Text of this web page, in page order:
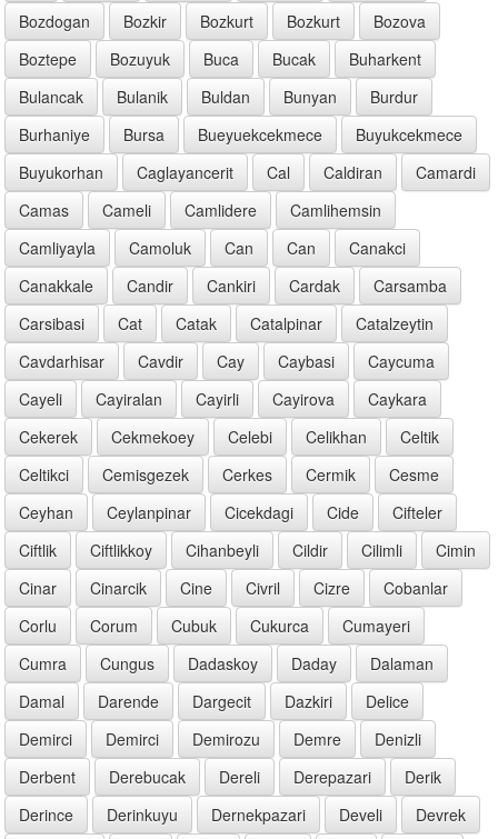
Bozdogan
Bozkir Bozkurt Bozkurt
Bozova
Boztepe
Bozuyuk Buca Bucak
Buharkent
Bulancak
Bulanik Buldan Bunyan
Burdur
Burhaniye
Bursa Bueyuekcekmece
Buyukcekmece
Buyukorhan
Caglayancerit Cal Caldiran
Camardi
Camas
Cameli Camlidere
Camlihemsin
Camliyayla
Camoluk Can Can
Canakci
Canakkale
Candir Cankiri Cardak
Carsamba
Carsibasi
Cat Catak Catalpinar
Catalzeytin
Cavdarhisar
Cavdir Cay Caybasi
Caycuma
Cayeli
Cayiralan Cayirli Cayirova
Caykara
Cekerek
Cekmekoey Celebi Celikhan
Celtik
Celtikci
Cemisgezek Cerkes Cermik
Cesme
Ceyhan
Ceylanpinar Cicekdagi Cide
Cifteler
Ciftlik
Ciftlikkoy Cihanbeyli Cildir Cilimli
Cimin
Cinar
Cinarcik Cine Civril Cizre
Cobanlar
Corlu
Corum Cubuk Cukurca
Cumayeri
Cumra
Cungus Dadaskoy Daday
Dalaman
Damal
Darende Dargecit Dazkiri
Delice
Demirci
Demirci Demirozu Demre
Denizli
Derbent
Derebucak Dereli Derepazari
Derik
Derince
Derinkuyu Dernekpazari Develi Devrek